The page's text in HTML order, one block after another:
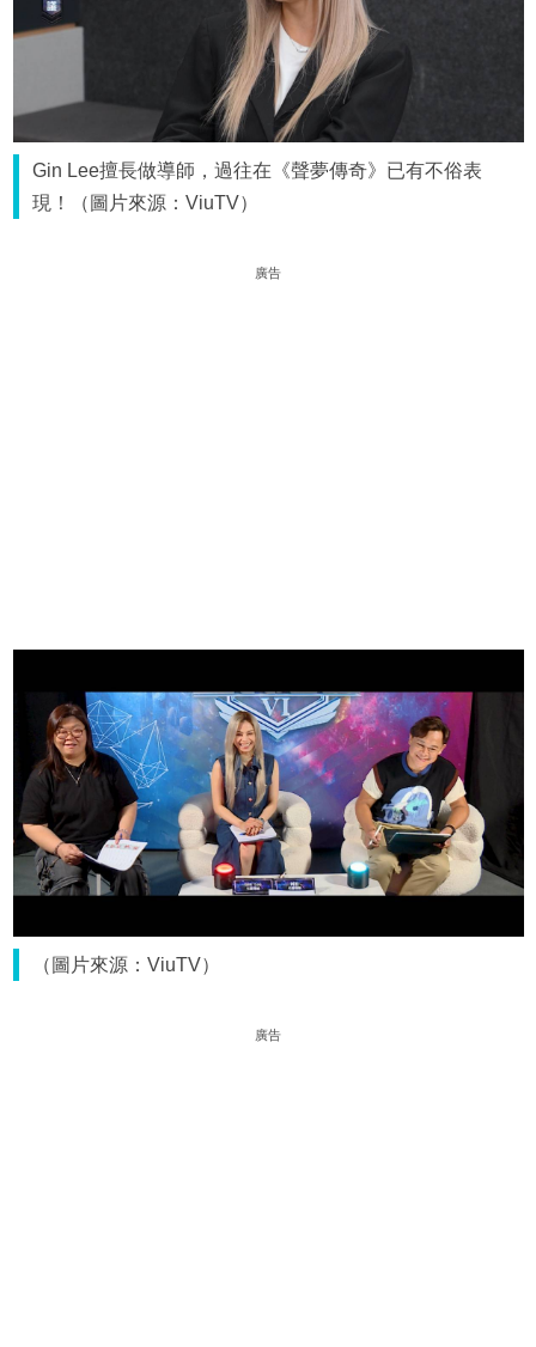
Gin Lee擅長做導師，過往在《聲夢傳奇》已有不俗表
現！（圖片來源：ViuTV）
廣告
（圖片來源：ViuTV）
廣告